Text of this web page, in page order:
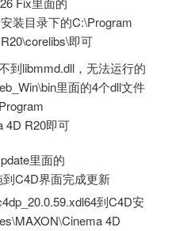
装目录下的C:\Program
即可
到libmmd.dll，无法运行的
里面的4个dll文件
4D R20即可
里面的
C4D界面完成更新
到C4D安
4D